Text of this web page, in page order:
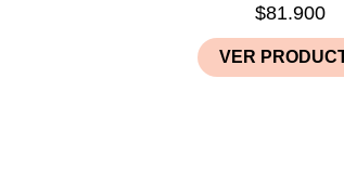
$81.900
VER